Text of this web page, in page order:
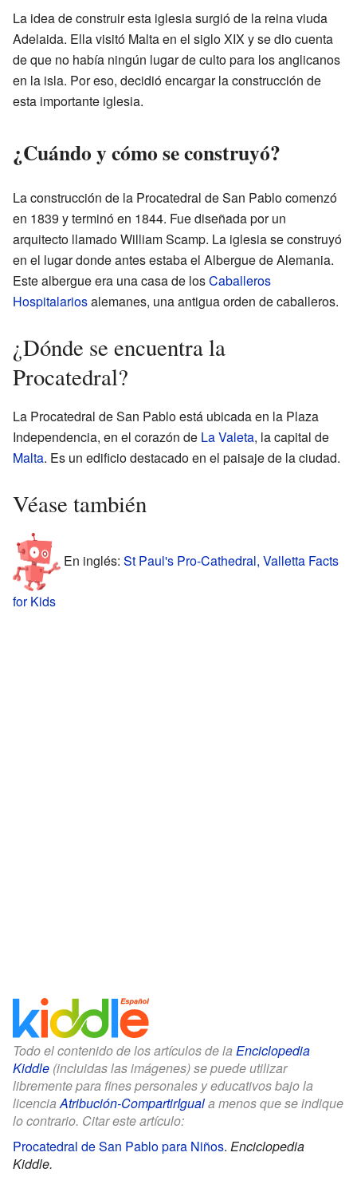
La idea de construir esta iglesia surgió de la reina viuda
Adelaida. Ella visitó Malta en el siglo XIX y se dio cuenta
de que no había ningún lugar de culto para los anglicanos
en la isla. Por eso, decidió encargar la construcción de
esta importante iglesia.
¿Cuándo y cómo se construyó?
La construcción de la Procatedral de San Pablo comenzó
en 1839 y terminó en 1844. Fue diseñada por un
arquitecto llamado William Scamp. La iglesia se construyó
en el lugar donde antes estaba el Albergue de Alemania.
Este albergue era una casa de losCaballeros
Hospitalariosalemanes, una antigua orden de caballeros.
¿Dónde se encuentra la
Procatedral?
La Procatedral de San Pablo está ubicada en la Plaza
Independencia, en el corazón de La Valeta, la capital de
Malta. Es un edificio destacado en el paisaje de la ciudad.
Véase también
En inglés: St Paul's Pro-Cathedral, Valletta Facts
for Kids
Todo el contenido de los artículos de la Enciclopedia
Kiddle (incluidas las imágenes) se puede utilizar
libremente para fines personales y educativos bajo la
licenciaAtribución-CompartirIguala menos que se indique
lo contrario. Citar este artículo:
Procatedral de San Pablo para Niños. Enciclopedia
Kiddle.